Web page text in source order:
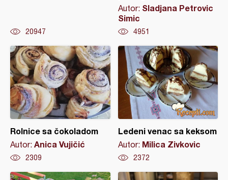
20947
Autor: Sladjana Petrovic
Simic
4951
Rolnice sa čokoladom
Autor: Anica Vujičić
2309
Ledeni venac sa keksom
Autor: Milica Zivkovic
2372